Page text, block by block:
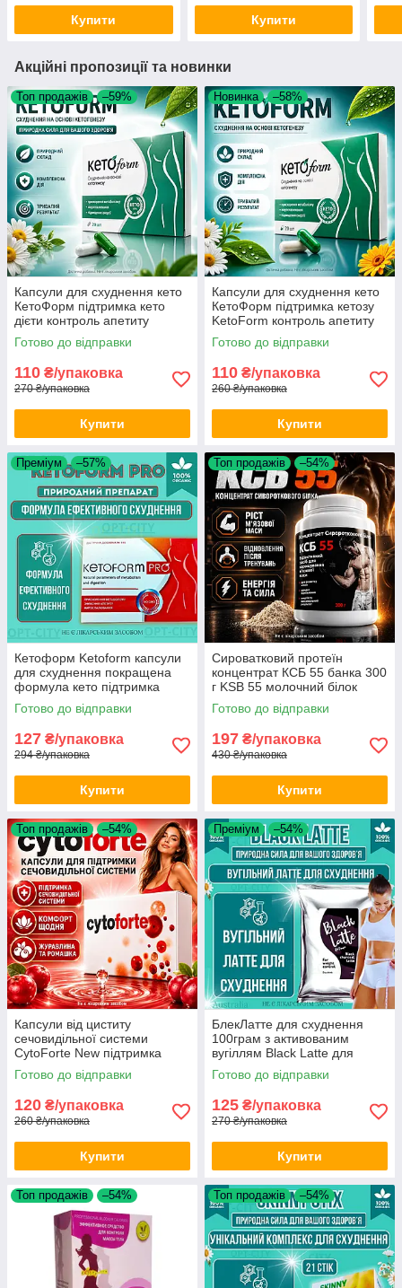
Купити Купити
Акційні пропозиції та новинки
Топ продажів –59%
Капсули для схуднення кето
КетоФорм підтримка кето
дієти контроль апетиту
KetoForm прийом щодня opt-
D1141
Готово до відправки
110 ₴/упаковка
270 ₴/упаковка
Купити
Новинка –58%
Капсули для схуднення кето
КетоФорм підтримка кетозу
KetoForm контроль апетиту
тонус щодня optD114105 opt-
D1141-05
Готово до відправки
110 ₴/упаковка
260 ₴/упаковка
Купити
Преміум –57%
Кетоформ Ketoform капсули
для схуднення покращена
формула кето підтримка
метаболізму зменшення ваги
натуральний комплекс
Готово до відправки
127 ₴/упаковка
294 ₴/упаковка
Купити
Топ продажів –54%
Сироватковий протеїн
концентрат КСБ 55 банка 300
г KSB 55 молочний білок
спортхарчування коктейль
після тренування opt-D4113
Готово до відправки
197 ₴/упаковка
430 ₴/упаковка
Купити
Топ продажів –54%
Капсули від циститу
сечовидільної системи
CytoForte New підтримка
жіночого здоров'я нирок
сечового міхура
Готово до відправки
120 ₴/упаковка
260 ₴/упаковка
Купити
Преміум –54%
БлекЛатте для схуднення
100грам з активованим
вугіллям Black Latte для
зниження ваги та стрункої
фігури
Готово до відправки
125 ₴/упаковка
270 ₴/упаковка
Купити
Топ продажів –54% Топ продажів –54%